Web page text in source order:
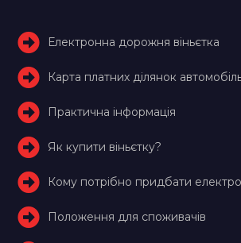
Електронна дорожня віньєтка
Карта платних ділянок
Практична інформація
Як купити віньєтку?
Кому потрібно придбати
Положення для споживачів